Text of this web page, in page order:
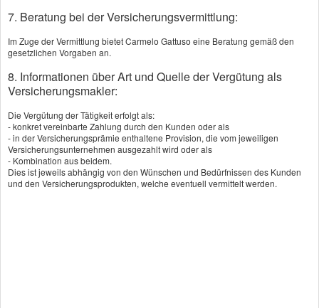
hängt von vielen Faktoren ab - vom
Zeitraum, den Sie bereits unfallfrei
zurückgelegt haben, von Fahrzeugtyp und
Regionalklasse, von der gewünschten
Selbstbeteiligung und davon, ob Sie als
Garagenbesitzer, Wenignutzer oder
Beamter besondere Prämiennachlässe in
Anspruch nehmen können.
7. Beratung bei der Versicherungsvermittlung:
Im Zuge der Vermittlung bietet Carmelo Gattuso eine Beratung gemäß den
gesetzlichen Vorgaben an.
8. Informationen über Art und Quelle der Vergütung als
Versicherungsmakler:
Die Vergütung der Tätigkeit erfolgt als:
- konkret vereinbarte Zahlung durch den Kunden oder als
- in der Versicherungsprämie enthaltene Provision, die vom jeweiligen
Versicherungsunternehmen ausgezahlt wird oder als
- Kombination aus beidem.
Dies ist jeweils abhängig von den Wünschen und Bedürfnissen des Kunden
und den Versicherungsprodukten, welche eventuell vermittelt werden.